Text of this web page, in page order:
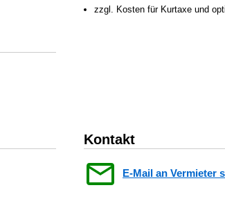
zzgl. Kosten für Kurtaxe und
Kontakt
E-Mail an Vermieter